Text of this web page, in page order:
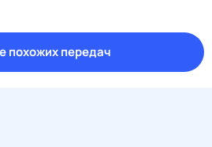
похожих передач